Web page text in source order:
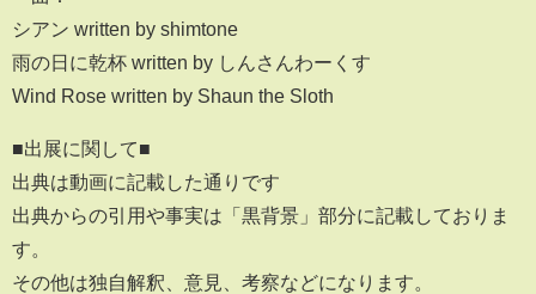
シアン written by shimtone
雨の日に乾杯 written by しんさんわーくす
Wind Rose written by Shaun the Sloth
■出展に関して■
出典は動画に記載した通りです
出典からの引用や事実は「黒背景」部分に記載しておりま
す。
その他は独自解釈、意見、考察などになります。